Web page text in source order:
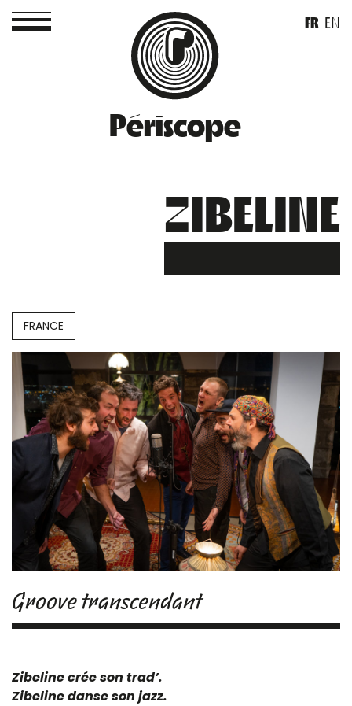
Périscope
FR EN
ZIBELINE
FRANCE
Groove transcendant
Zibeline crée son trad’.
Zibeline danse son jazz.